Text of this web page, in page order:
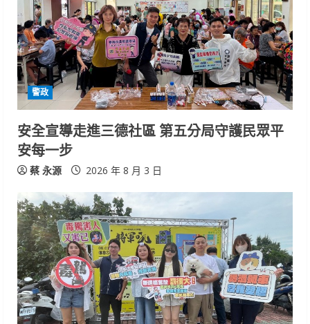
警政
安全宣導走進三德社區 第五分局守護民眾平
安每一步
蔡 永源 2026 年 8 月 3 日